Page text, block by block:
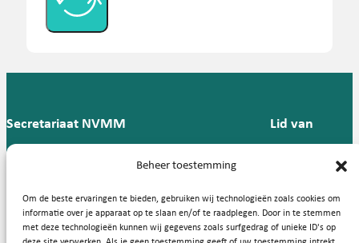
Beheer toestemming
Om de beste ervaringen te bieden, gebruiken wij technologieën zoals cookies om
informatie over je apparaat op te slaan en/of te raadplegen. Door in te stemmen
met deze technologieën kunnen wij gegevens zoals surfgedrag of unieke ID's op
Secretariaat NVMM
Groningen
T: 088 -
57
Lid van